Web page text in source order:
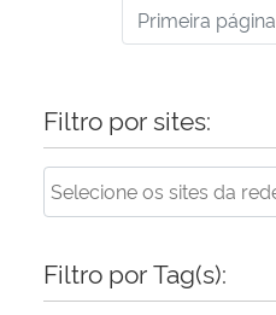
Primeira página
Filtro por sites:
Filtro por Tag(s):